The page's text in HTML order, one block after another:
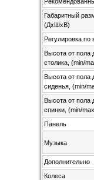
Габаритный
(ДхШхВ)
Регулировка по
Высота от пола
столика, (min/
Высота от пола
сиденья, (min/
Высота от пола
спинки, (min/
Панель
Музыка
Дополнительно
Колеса